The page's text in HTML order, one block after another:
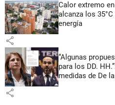
Calor extremo
alcanza los
energía
share
“Algunas
para los DD.
medidas de De
share